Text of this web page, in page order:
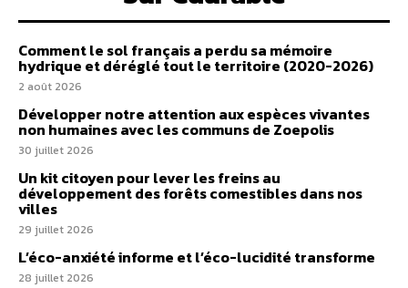
Comment le sol français a perdu sa mémoire
hydrique et déréglé tout le territoire (2020-2026)
2 août 2026
Développer notre attention aux espèces vivantes
non humaines avec les communs de Zoepolis
30 juillet 2026
Un kit citoyen pour lever les freins au
développement des forêts comestibles dans nos
villes
29 juillet 2026
L’éco-anxiété informe et l’éco-lucidité transforme
28 juillet 2026